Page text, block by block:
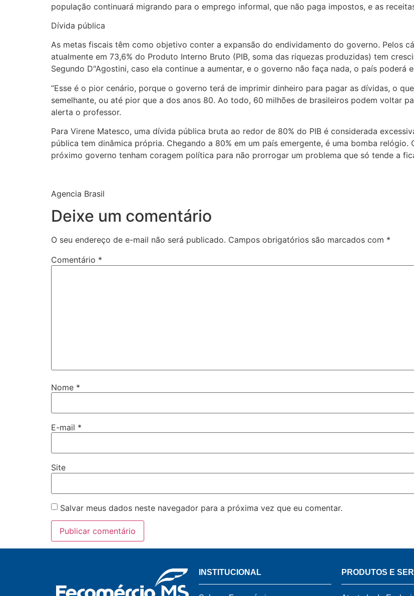
população continuará migrando para o emprego informal, que não paga impostos, e as
Dívida pública
As metas fiscais têm como objetivo conter a expansão do endividamento do governo. Pelos
atualmente em 73,6% do Produto Interno Bruto (PIB, soma das riquezas produzidas) tem
Segundo D"Agostini, caso ela continue a aumentar, e o governo não faça nada, o país
“Esse é o pior cenário, porque o governo terá de imprimir dinheiro para pagar as dívidas, o
semelhante, ou até pior que a dos anos 80. Ao todo, 60 milhões de brasileiros podem voltar
alerta o professor.
Para Virene Matesco, uma dívida pública bruta ao redor de 80% do PIB é considerada
pública tem dinâmica própria. Chegando a 80% em um país emergente, é uma bomba
próximo governo tenham coragem política para não prorrogar um problema que só tende a
Agencia Brasil
Deixe um comentário
O seu endereço de e-mail não será publicado. Campos obrigatórios são marcados com *
Comentário *
Nome *
E-mail *
Site
Salvar meus dados neste navegador para a próxima vez que eu comentar.
INSTITUCIONAL PRODUTOS E